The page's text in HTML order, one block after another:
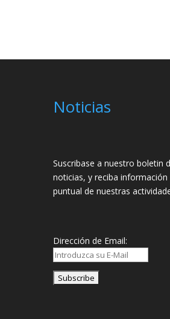
Noticias
Suscribase a nuestro boletin
noticias, y reciba información
puntual de nuestras
Dirección de Email: